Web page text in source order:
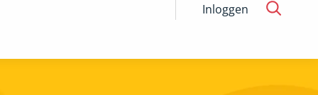
Inloggen